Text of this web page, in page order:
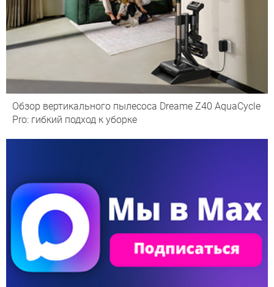
Обзор вертикального пылесоса Dreame Z40 AquaCycle
Pro: гибкий подход к уборке